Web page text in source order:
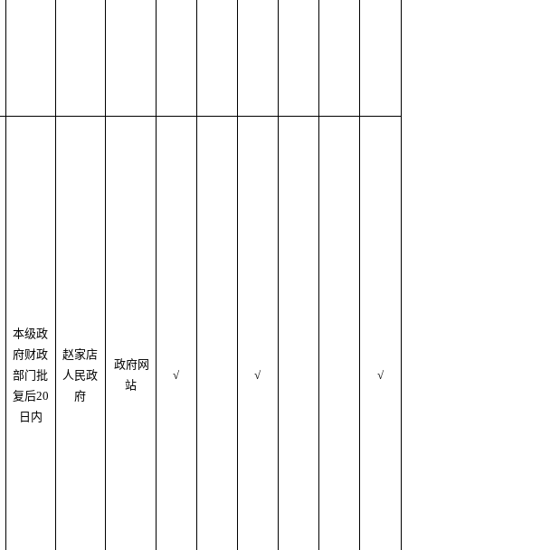
本级政
府财政
部门批
复后20
日内
赵家店
人民政
府
政府网
站
√ √ √